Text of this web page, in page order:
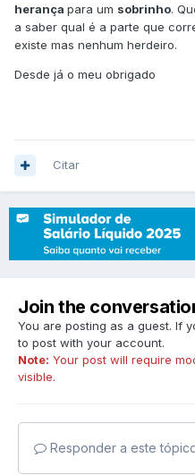
herança para um sobrinho.
a saber qual é a parte que
existe mas nenhum herdeiro.
Desde já o meu obrigado
Citar
Join the
You are posting as a guest. If
to post with your account.
Note: Your post will require
visible.
Responder a este